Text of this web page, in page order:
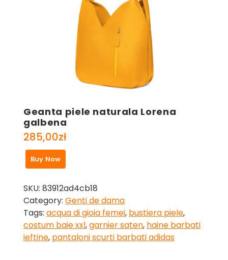
Geanta piele naturala Lorena
galbena
285,00zł
Buy Now
SKU: 83912ad4cb18
Category: Genti de dama
Tags: acqua di gioia femei, bustiera piele,
costum baie xxl,garnier saten, haine barbati
ieftine, pantaloni scurti barbati adidas